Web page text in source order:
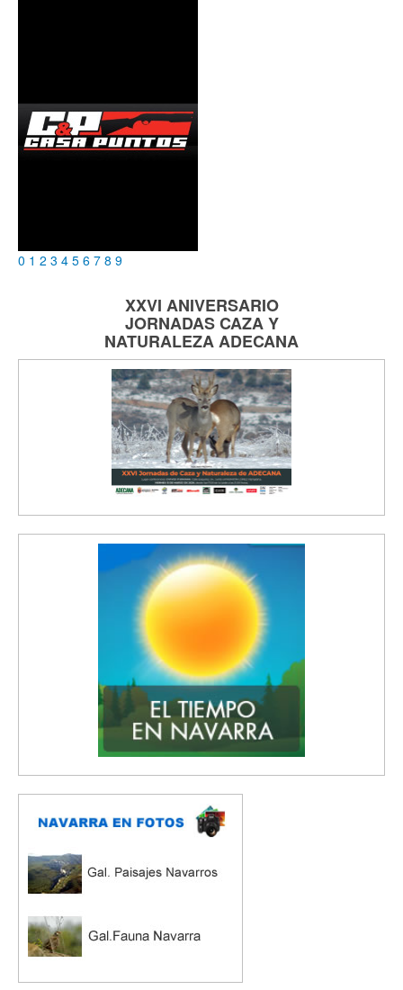
0 1 2 3 4 5 6 7 8 9
XXVI ANIVERSARIO
JORNADASCAZA Y
NATURALEZAADECANA